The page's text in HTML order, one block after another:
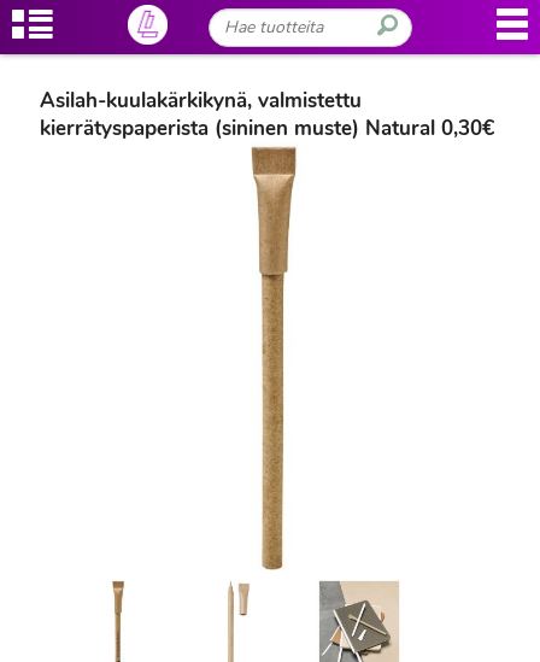
Asilah-kuulakärkikynä, valmistettu
kierrätyspaperista (sininen muste) Natural 0,30€